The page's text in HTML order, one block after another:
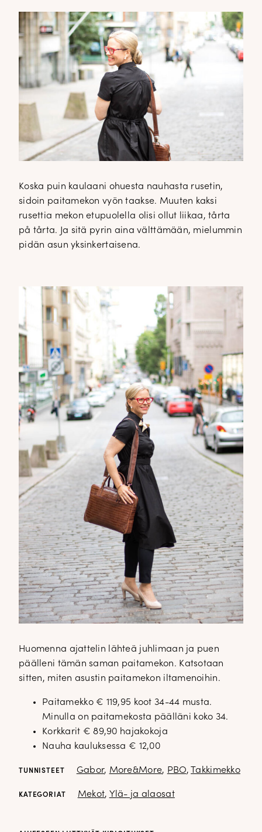
Koska puin kaulaani ohuesta nauhasta rusetin,
sidoin paitamekon vyön taakse. Muuten kaksi
rusettia mekon etupuolella olisi ollut liikaa, tårta
på tårta. Ja sitä pyrin aina välttämään, mielummin
pidän asun yksinkertaisena.
Huomenna ajattelin lähteä juhlimaan ja puen
päälleni tämän saman paitamekon. Katsotaan
sitten, miten asustin paitamekon iltamenoihin.
Paitamekko € 119,95 koot 34-44 musta.
Minulla on paitamekosta päälläni koko 34.
Korkkarit € 89,90 hajakokoja
Nauha kauluksessa € 12,00
TUNNISTEET Gabor, More&More, PBO, Takkimekko
KATEGORIAT Mekot, Ylä- ja alaosat